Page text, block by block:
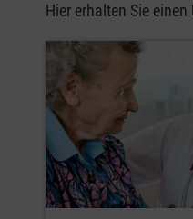
Hier erhalten Sie